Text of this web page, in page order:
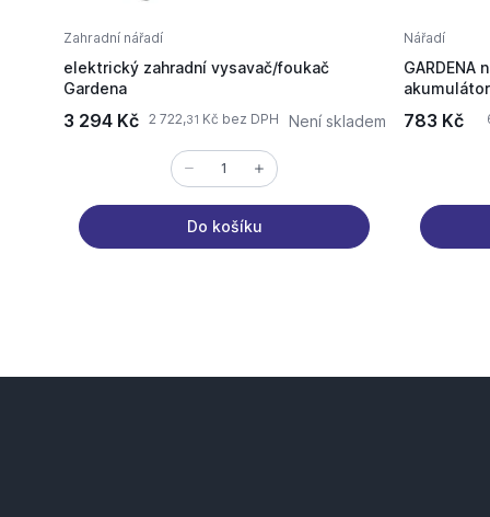
Zahradní nářadí
elektrický zahradní vysavač/foukač
Gardena
3 294 Kč 2 722,31 Kč bez DPH Není skladem
Do košíku
Nářadí
GARDENA
2505,
783 Kč